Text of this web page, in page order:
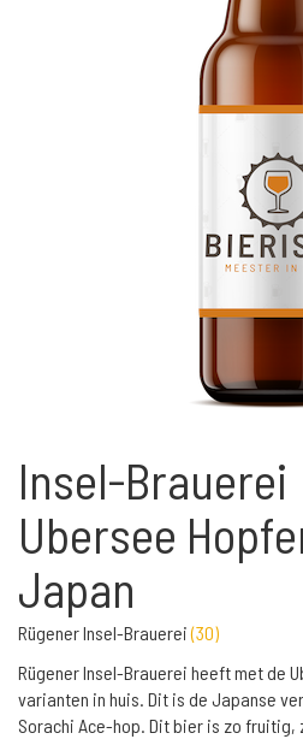
Insel-Brauerei
Ubersee
Japan
Rügener Insel-Brauerei(30)
Rügener Insel-Brauerei heeft met de
varianten in huis. Dit is de Japanse
Sorachi Ace-hop. Dit bier is zo